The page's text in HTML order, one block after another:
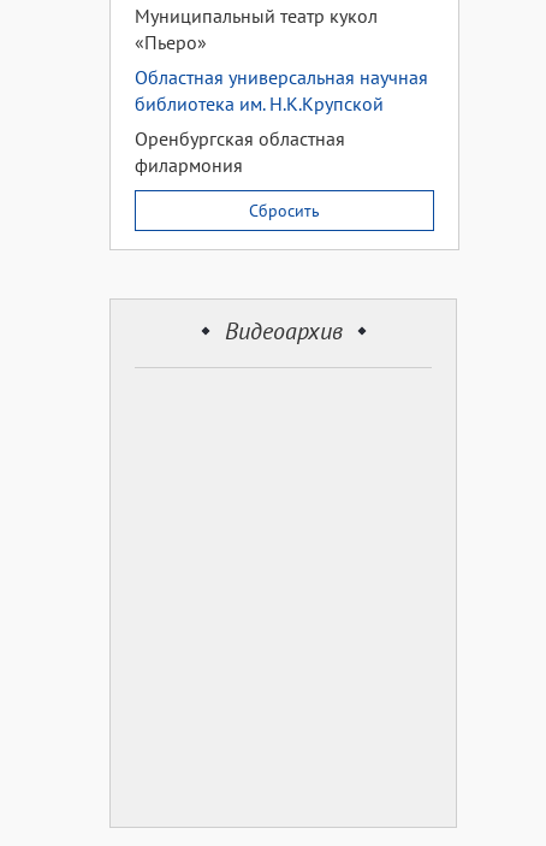
Муниципальный театр кукол
«Пьеро»
Областная универсальная научная
библиотека им. Н.К.Крупской
Оренбургская областная
филармония
Сбросить
Видеоархив